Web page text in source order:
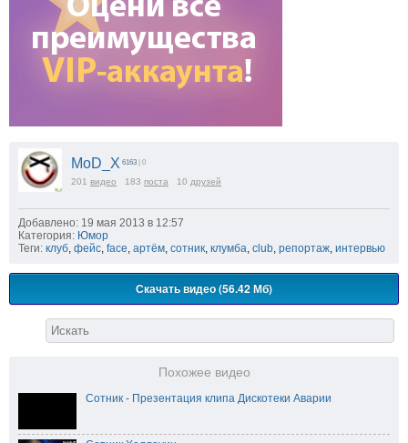
MoD_X 6163 | 0
201 видео 183 поста 10 друзей
Добавлено: 19 мая 2013 в 12:57
Категория: Юмор
Теги: клуб фейс face артём сотник клумба club репортаж интервью
Скачать видео (56.42 Мб)
Похожее видео
Сотник - Презентация клипа Дискотеки Аварии